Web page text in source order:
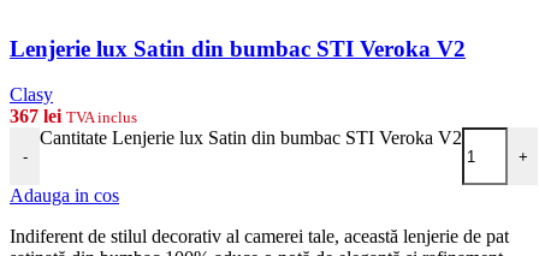
Lenjerie lux Satin din bumbac STI Veroka V2
Clasy
367 lei TVA inclus
-
Cantitate Lenjerie lux Satin din bumbac STI Veroka V2
+
Adauga in cos
Indiferent de stilul decorativ al camerei tale, această lenjerie de pat